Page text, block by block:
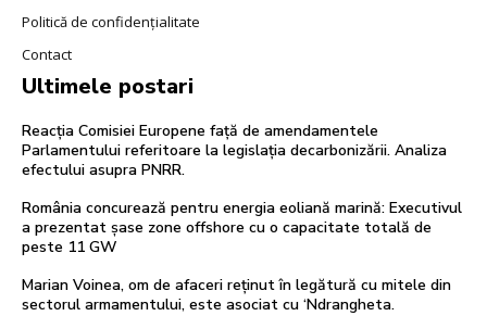
Politică de confidențialitate
Contact
Ultimele postari
Reacția Comisiei Europene față de amendamentele
Parlamentului referitoare la legislația decarbonizării. Analiza
efectului asupra PNRR.
România concurează pentru energia eoliană marină: Executivul
a prezentat șase zone offshore cu o capacitate totală de
peste 11 GW
Marian Voinea, om de afaceri reținut în legătură cu mitele din
sectorul armamentului, este asociat cu ‘Ndrangheta.